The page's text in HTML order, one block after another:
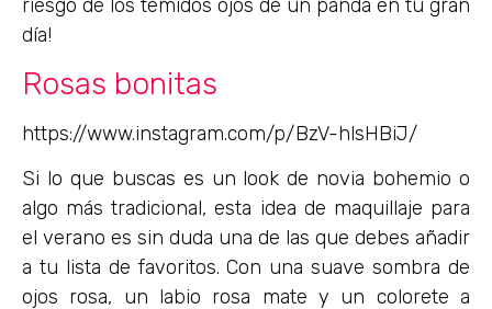
riesgo de los temidos ojos de un panda en tu gran
día!
Rosas bonitas
https://www.instagram.com/p/BzV-hlsHBiJ/
Si lo que buscas es un look de novia bohemio o
algo más tradicional, esta idea de maquillaje para
el verano es sin duda una de las que debes añadir
a tu lista de favoritos. Con una suave sombra de
ojos rosa, un labio rosa mate y un colorete a